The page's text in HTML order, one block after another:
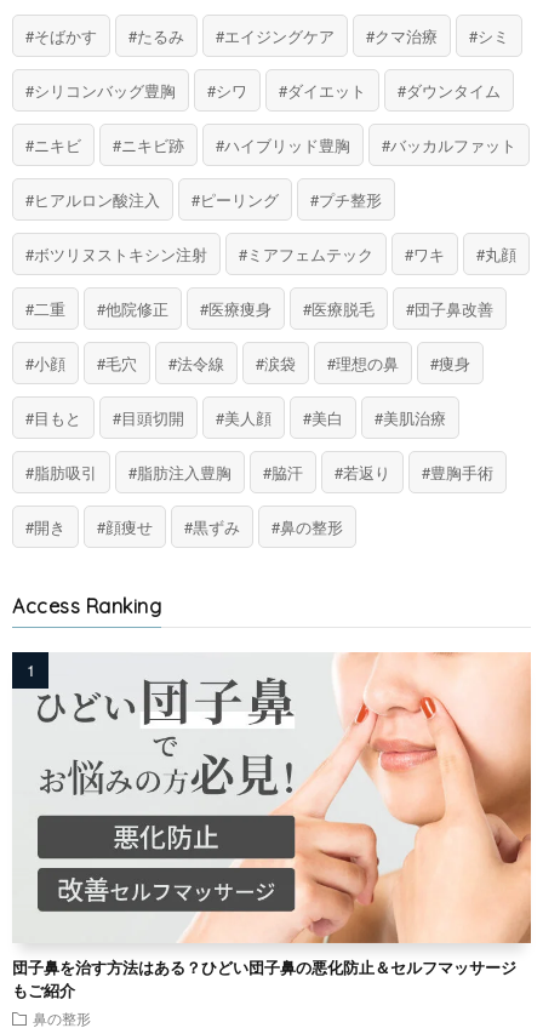
そばかす たるみ エイジングケア クマ治療 シミ
シリコンバッグ豊胸 シワ ダイエット ダウンタイム
ニキビ ニキビ跡 ハイブリッド豊胸 バッカルファット
ヒアルロン酸注入 ピーリング プチ整形
ボツリヌストキシン注射 ミアフェムテック ワキ 丸顔
二重 他院修正 医療痩身 医療脱毛 団子鼻改善
小顔 毛穴 法令線 涙袋 理想の鼻 痩身
目もと 目頭切開 美人顔 美白 美肌治療
脂肪吸引 脂肪注入豊胸 脇汗 若返り 豊胸手術
開き 顔痩せ 黒ずみ 鼻の整形
Access Ranking
団子鼻を治す方法はある？ひどい団子鼻の悪化防止＆セルフマッサージ
もご紹介
鼻の整形